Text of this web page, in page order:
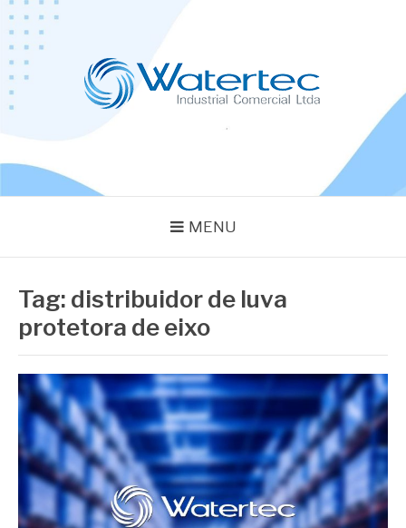
Pular
para
conteúdo
MENU
Tag: distribuidor de luva
protetora de eixo